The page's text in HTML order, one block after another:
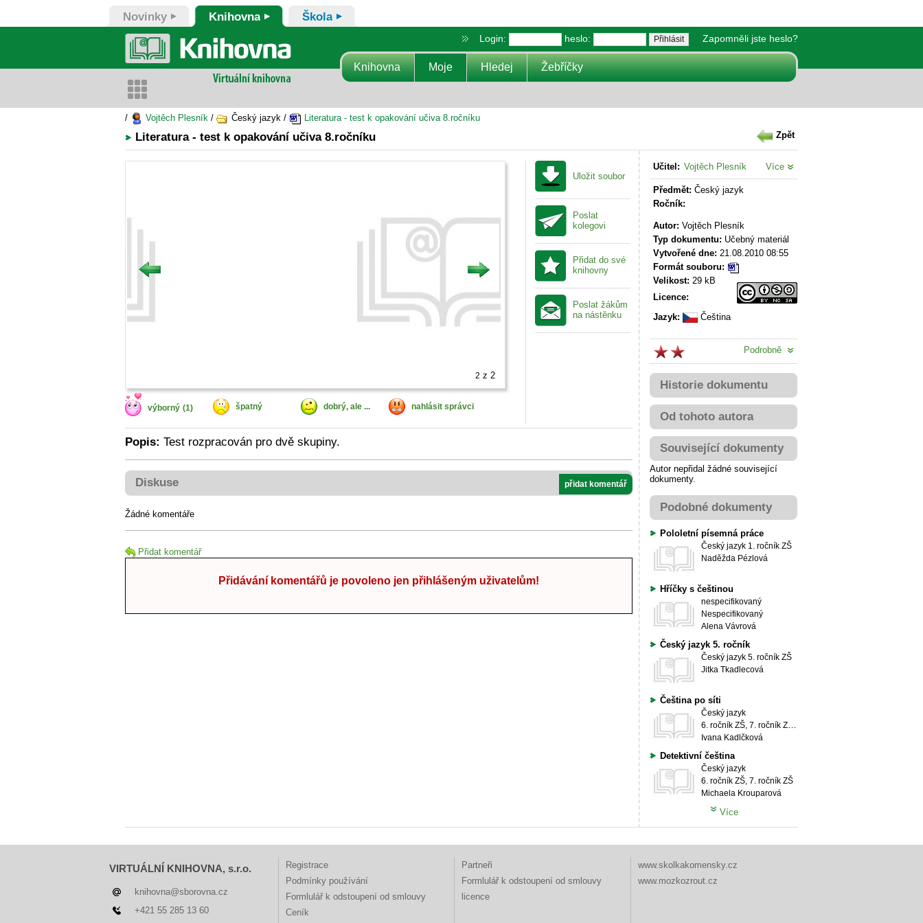
Novinky Knihovna Škola
Login: heslo: Zapomněli jste heslo?
Knihovna Moje Hledej Žebříčky
/ Vojtěch Plesník / Český jazyk / Literatura - test k opakování učiva 8.ročníku
Literatura - test k opakování učiva 8.ročníku Zpět
2 z 2
výborný (1) špatný dobrý, ale ... nahlásit správci
Uložit soubor
Poslat
kolegovi
Přidat do své
knihovny
Poslat žákům
na nástěnku
Popis: Test rozpracován pro dvě skupiny.
Diskuse přidat komentář
Žádné komentáře
Přidat komentář
Přidávání komentářů je povoleno jen přihlášeným uživatelům!
Učitel: Vojtěch Plesník Více
Předmět: Český jazyk
Ročník:
Autor: Vojtěch Plesník
Typ dokumentu: Učebný materiál
Vytvořené dne: 21.08.2010 08:55
Formát souboru:
Velikost: 29 kB
Licence:
Jazyk:
Čeština
Podrobně
Historie dokumentu
Od tohoto autora
Související dokumenty
Autor nepřidal žádné související
dokumenty.
Podobné dokumenty
Pololetní písemná práce
Český jazyk 1. ročník ZŠ
Naděžda Pézlová
Hříčky s češtinou
nespecifikovaný
Nespecifikovaný
Alena Vávrová
Český jazyk 5. ročník
Český jazyk 5. ročník ZŠ
Jitka Tkadlecová
Čeština po síti
Český jazyk
6. ročník ZŠ, 7. ročník ZŠ, 8. ročník ZŠ, 9. ročník ZŠ
Ivana Kadlčková
Detektivní čeština
Český jazyk
6. ročník ZŠ, 7. ročník ZŠ
Michaela Krouparová
Více
VIRTUÁLNÍ KNIHOVNA, s.r.o.
knihovna@sborovna.cz
+421 55 285 13 60
Registrace
Podmínky používání
Formlulář k odstoupení od smlouvy
Ceník
Partneři
Formlulář k odstoupení od smlouvy
licence
www.skolkakomensky.cz
www.mozkozrout.cz